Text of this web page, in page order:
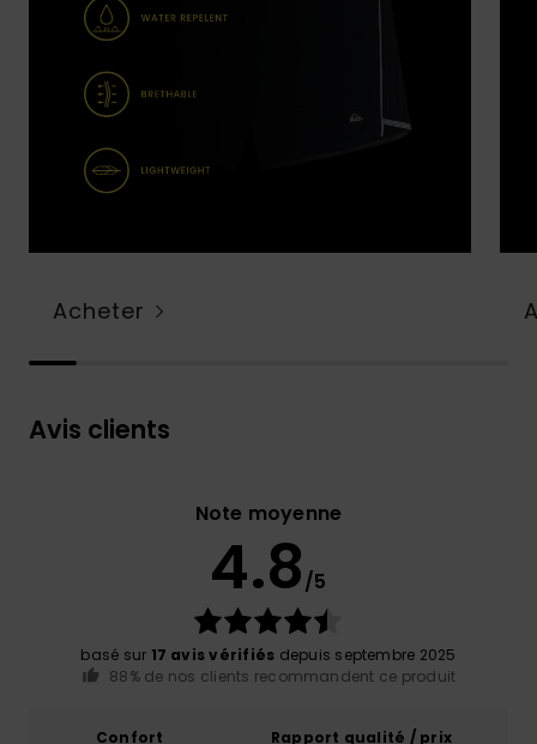
Acheter
Avis clients
Note moyenne
4.8/5
basé sur 17 avis vérifiés depuis septembre 2025
88% de nos clients recommandent ce produit
Confort
Rapport qualité / prix